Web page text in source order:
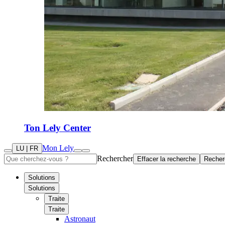
Ton Lely Center
LU | FR Mon Lely
Rechercher
Effacer la recherche
Solutions
Solutions
Traite
Traite
Astronaut